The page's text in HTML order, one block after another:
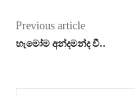
Previous article
හැමෝම අන්දමන්ද වී..